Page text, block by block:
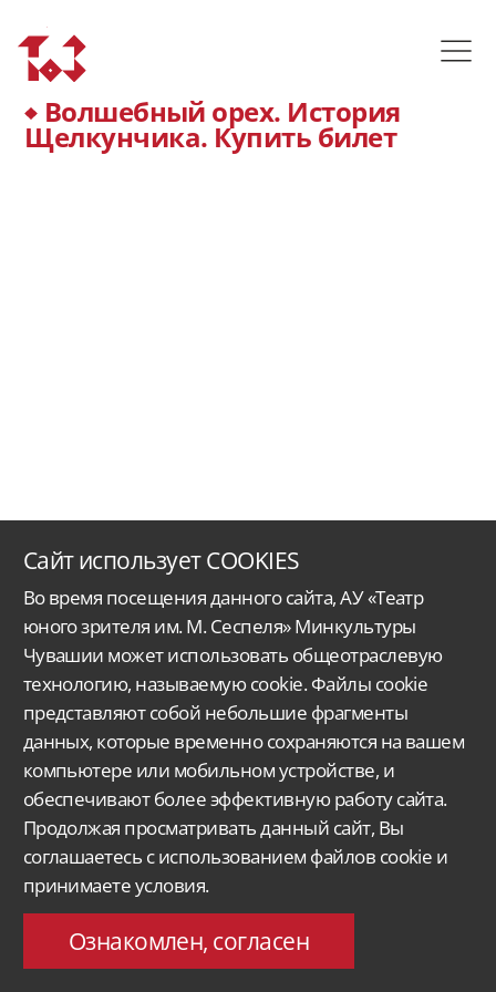
Волшебный орех. История
Щелкунчика. Купить билет
Автономное учреждение Чувашской Республики «Чувашский государственный
ордена Дружбы народовтеатр юного зрителя им. М. Сеспеля»Министерства
Версия для слабовидящих Поиск...
Московский проспект 33/9
Касса: +7 8352 45-00-34
C 9.00 до 19.00 в будни
Сайт использует COOKIES
Во время посещения данного сайта, АУ «Театр
юного зрителя им. М. Сеспеля» Минкультуры
Чувашии может использовать общеотраслевую
технологию, называемую cookie. Файлы cookie
представляют собой небольшие фрагменты
данных, которые временно сохраняются на вашем
компьютере или мобильном устройстве, и
обеспечивают более эффективную работу сайта.
Продолжая просматривать данный сайт, Вы
соглашаетесь с использованием файлов cookie и
принимаете условия.
Ознакомлен, согласен